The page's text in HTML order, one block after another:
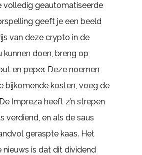
volledig geautomatiseerde
geeft je een beeld
van deze crypto in de
doen, breng op
en peper. Deze noemen
bijkomende kosten, voeg de
Impreza heeft z’n strepen
verdiend, en als de saus
geraspte kaas. Het
nieuws is dat dit dividend